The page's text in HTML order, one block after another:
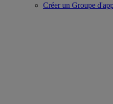
Créer un Groupe